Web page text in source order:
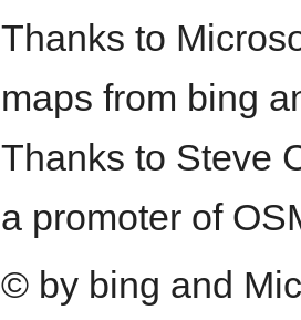
Thanks to
maps from bing
Thanks to Steve
a promoter of
© by bing and